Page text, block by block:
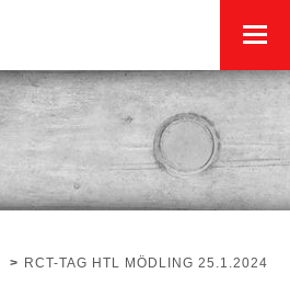
> RCT-TAG HTL MÖDLING 25.1.2024